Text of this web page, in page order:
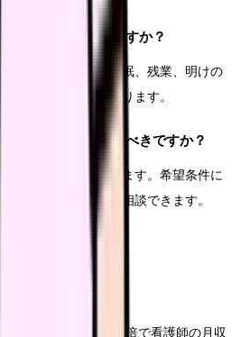
ば年収は上がりますか？
だし、夜勤回数、仮眠、残業、明けの
比較する必要があります。
決めてから登録すべきですか？
して使うこともできます。希望条件に
件と比べる目的で相談できます。
スで無料診断
ースアップ評価料2〜3倍で看護師の月収